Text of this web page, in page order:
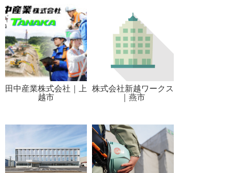
田中産業株式会社｜上
越市
株式会社新越ワークス
｜燕市